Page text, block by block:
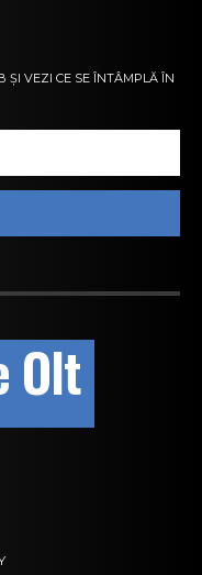
ȘI VEZI CE SE ÎNTÂMPLĂ ÎN
Olt